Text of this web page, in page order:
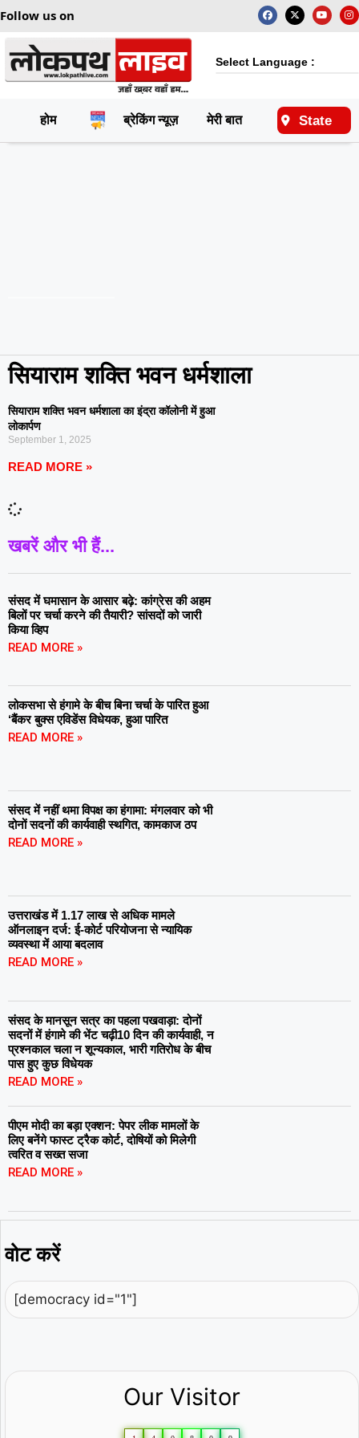
Follow us on
Select Language :
होम ब्रेकिंग न्यूज़ मेरी बात राष्ट्रीय
State
सियाराम शक्ति भवन धर्मशाला
सियाराम शक्ति भवन धर्मशाला का इंद्रा कॉलोनी में हुआ
लोकार्पण
September 1, 2025
READ MORE »
खबरें और भी हैं...
संसद में घमासान के आसार बढ़े: कांग्रेस की अहम
बिलों पर चर्चा करने की तैयारी? सांसदों को जारी
किया व्हिप
READ MORE »
लोकसभा से हंगामे के बीच बिना चर्चा के पारित हुआ
‘बैंकर बुक्स एविडेंस विधेयक, हुआ पारित
READ MORE »
संसद में नहीं थमा विपक्ष का हंगामा: मंगलवार को भी
दोनों सदनों की कार्यवाही स्थगित, कामकाज ठप
READ MORE »
उत्तराखंड में 1.17 लाख से अधिक मामले
ऑनलाइन दर्ज: ई-कोर्ट परियोजना से न्यायिक
व्यवस्था में आया बदलाव
READ MORE »
संसद के मानसून सत्र का पहला पखवाड़ा: दोनों
सदनों में हंगामे की भेंट चढ़ी10 दिन की कार्यवाही, न
प्रश्नकाल चला न शून्यकाल, भारी गतिरोध के बीच
पास हुए कुछ विधेयक
READ MORE »
पीएम मोदी का बड़ा एक्शन: पेपर लीक मामलों के
लिए बनेंगे फास्ट ट्रैक कोर्ट, दोषियों को मिलेगी
त्वरित व सख्त सजा
READ MORE »
वोट करें
[democracy id="1"]
Our Visitor